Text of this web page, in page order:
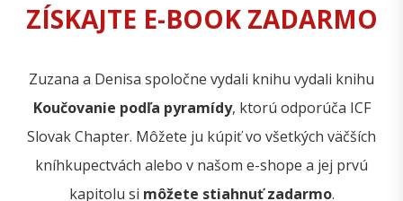
ZÍSKAJTE E-BOOK ZADARMO
Zuzana a Denisa spoločne vydali knihu vydali knihu
Koučovanie podľa pyramídy, ktorú odporúča ICF
Slovak Chapter. Môžete ju kúpiť vo všetkých väčších
kníhkupectvách alebo v našom e-shope a jej prvú
kapitolu si môžete stiahnuť zadarmo.